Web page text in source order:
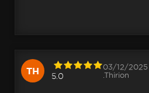
TH 5.0
03/12/2025
.Thirion